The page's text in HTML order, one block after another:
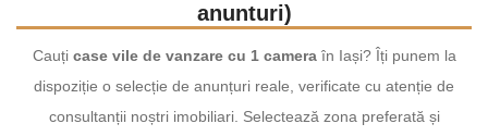
anunturi)
Cauți case vile de vanzare cu 1 cameraîn Iași? Îți punem la
dispoziție o selecție de anunțuri reale, verificate cu atenție de
consultanții noștri imobiliari. Selectează zona preferată și